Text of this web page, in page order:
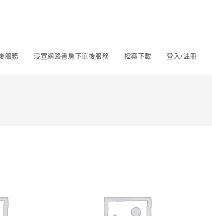
服務 浸宣網路書房下單後服務 檔案下載 登入/註冊